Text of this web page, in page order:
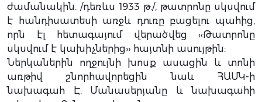
ժամանակին. /դեռևս 1933 թ./, թատրոնը սկսվում
է հանդիսատեսի առջև դուռը բացելու պահից,
որն էլ հետագայում վերածվեց ‹‹Թատրոնը
սկսվում է կախիչներից›› հայտնի ասույթին:
Ներկաներին ողջույնի խոսք ասացին և տոնի
առթիվ շնորհավորեցին նաև ՀԱՄԿ-ի
նախագահ Է. Մանասերյանը և նախագահի